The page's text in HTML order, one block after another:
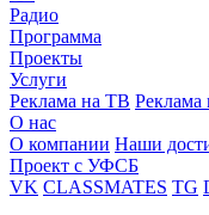
Радио
Программа
Проекты
Услуги
Реклама на ТВ Реклама
О нас
О компании Наши
Проект с УФСБ
VK CLASSMATES TG